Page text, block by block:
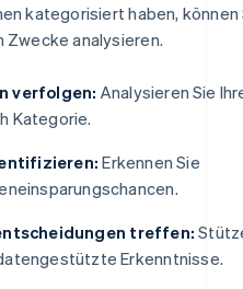
kategorisiert haben, können
analysieren.
verfolgen: Analysieren Sie
Kategorie.
Erkennen Sie
treffen:
Erkenntnisse.